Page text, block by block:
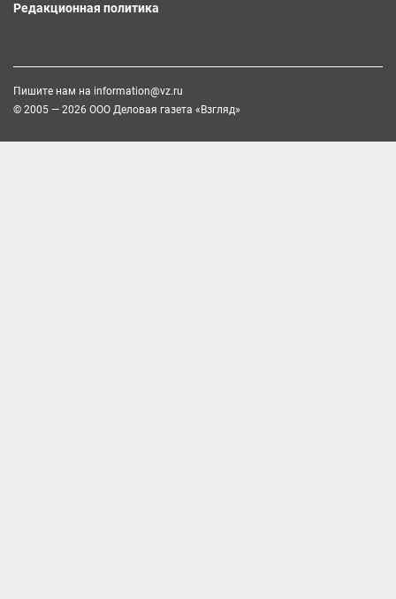
Редакционная политика
Пишите нам на information@vz.ru
© 2005 — 2026 ООО Деловая газета «Взгляд»